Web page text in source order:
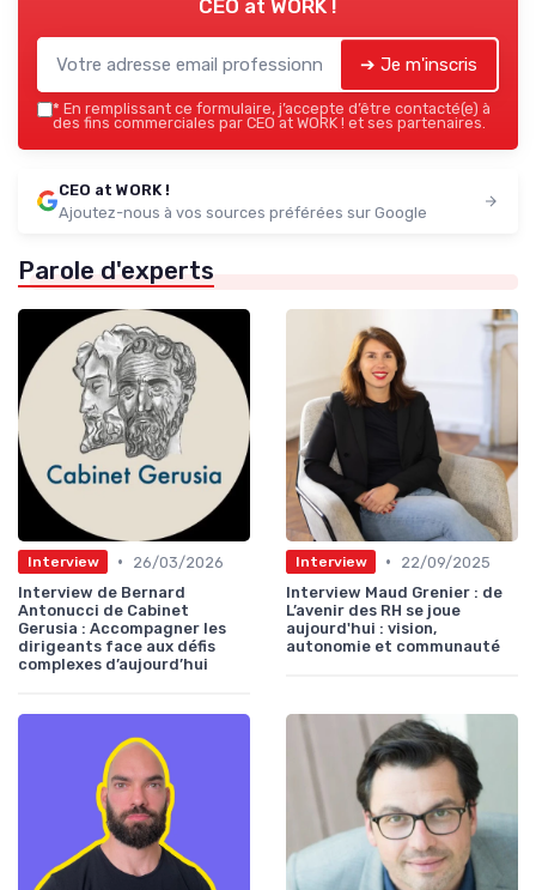
CEO at WORK !
➔ Je m'inscris
* En remplissant ce formulaire, j’accepte d’être contacté(e) à
des fins commerciales par CEO at WORK ! et ses partenaires.
CEO at WORK !
Ajoutez-nous à vos sources préférées sur Google
Parole d'experts
Interview •
26/03/2026
Interview de Bernard
Antonucci de Cabinet
Gerusia : Accompagner les
dirigeants face aux défis
complexes d’aujourd’hui
Interview •
22/09/2025
Interview Maud Grenier : de
L’avenir des RH se joue
aujourd'hui : vision,
autonomie et communauté